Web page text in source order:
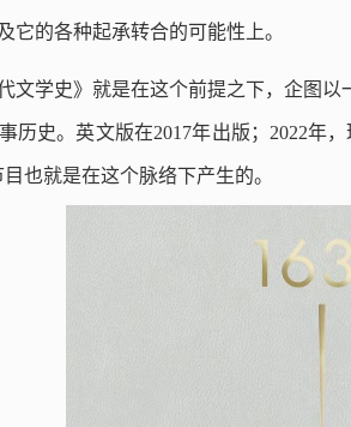
它的各种起承转合的可能性上。
文学史》就是在这个前提之下，企图
历史。英文版在2017年出版；2022年
也就是在这个脉络下产生的。